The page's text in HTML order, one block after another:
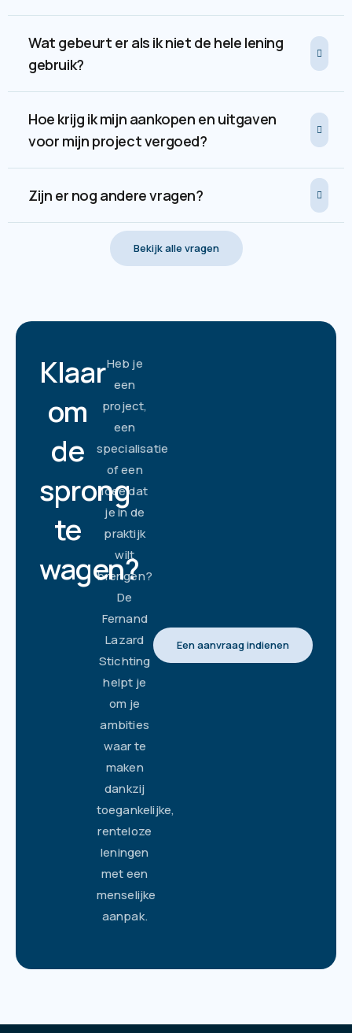
Wat gebeurt er als ik niet de hele lening
gebruik?
Hoe krijg ik mijn aankopen en uitgaven
voor mijn project vergoed?
Zijn er nog andere vragen?
Bekijk alle vragen
Klaar
om
de
sprong
te
wagen?
Heb je
een
project,
een
specialisatie
of een
idee dat
je in de
praktijk
wilt
brengen?
De
Fernand
Lazard
Stichting
helpt je
om je
ambities
waar te
maken
dankzij
toegankelijke,
renteloze
leningen
met een
menselijke
aanpak.
Een aanvraag indienen